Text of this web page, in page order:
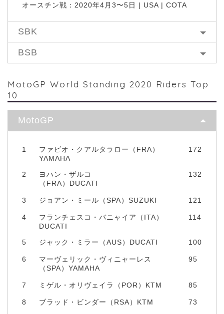
オースチン戦：2020年4月3〜5日 | USA | COTA
SBK
BSB
MotoGP World Standing 2020 Riders Top
10
MotoGP
1
ファビオ・クアルタラロー（FRA）
YAMAHA
172
2
ヨハン・ザルコ
（FRA）DUCATI
132
3 ジョアン・ミール（SPA）SUZUKI 121
4
フランチェスコ・バニャイア（ITA）
DUCATI
114
5 ジャック・ミラー（AUS）DUCATI 100
6
マーヴェリック・ヴィニャーレス
（SPA）YAMAHA
95
7 ミゲル・オリヴェイラ（POR）KTM 85
8 ブラッド・ビンダー（RSA）KTM 73